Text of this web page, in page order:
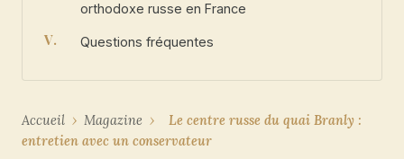
orthodoxe russe en France
Questions fréquentes
Accueil › Magazine ›
Le centre russe du quai Branly :
entretien avec un conservateur